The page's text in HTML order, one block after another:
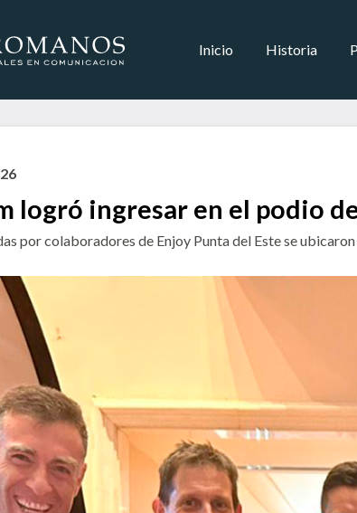
Inicio Historia
logró ingresar en el podio
por colaboradores de Enjoy Punta del Este se